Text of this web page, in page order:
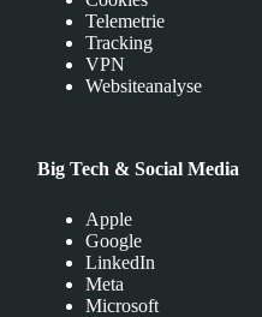
Telemetrie
Tracking
VPN
Websiteanalyse
Big Tech & Social Media
Apple
Google
LinkedIn
Meta
Microsoft